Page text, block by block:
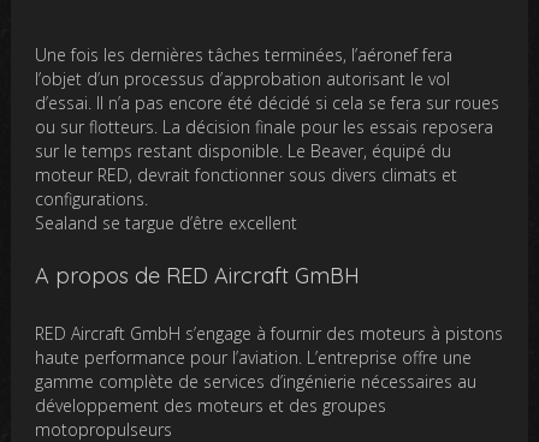
Une fois les dernières tâches terminées, l’aéronef fera
l’objet d’un processus d’approbation autorisant le vol
d’essai. Il n’a pas encore été décidé si cela se fera sur roues
ou sur flotteurs. La décision finale pour les essais reposera
sur le temps restant disponible. Le Beaver, équipé du
moteur RED, devrait fonctionner sous divers climats et
configurations.
Sealand se targue d’être excellent
A propos de RED Aircraft GmBH
RED Aircraft GmbH s’engage à fournir des moteurs à pistons
haute performance pour l’aviation. L’entreprise offre une
gamme complète de services d’ingénierie nécessaires au
développement des moteurs et des groupes
motopropulseurs